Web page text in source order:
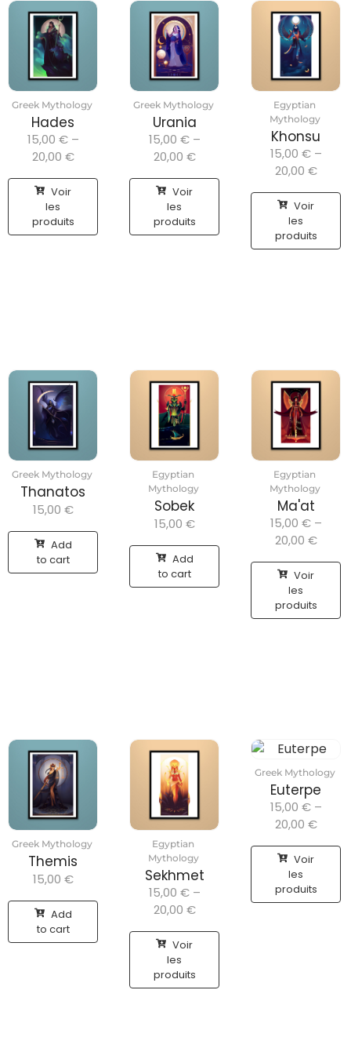
Greek Mythology
Hades
15,00 € –
20,00 €
Voir
les
produits
Greek Mythology
Urania
15,00 € –
20,00 €
Voir
les
produits
Egyptian
Mythology
Khonsu
15,00 € –
20,00 €
Voir
les
produits
Greek Mythology
Thanatos
15,00 €
Add
to cart
Egyptian
Mythology
Sobek
15,00 €
Add
to cart
Egyptian
Mythology
Ma'at
15,00 € –
20,00 €
Voir
les
produits
Greek Mythology
Themis
15,00 €
Add
to cart
Egyptian
Mythology
Sekhmet
15,00 € –
20,00 €
Voir
les
produits
Greek Mythology
Euterpe
15,00 € –
20,00 €
Voir
les
produits